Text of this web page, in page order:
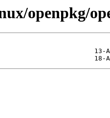
openpkg/